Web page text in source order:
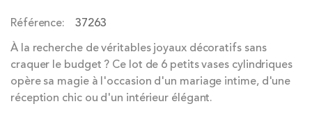
images
gallery
Référence
37263
À la recherche de véritables joyaux décoratifs sans
craquer le budget ? Ce lot de 6 petits vases cylindriques
opère sa magie à l'occasion d'un mariage intime, d'une
réception chic ou d'un intérieur élégant.